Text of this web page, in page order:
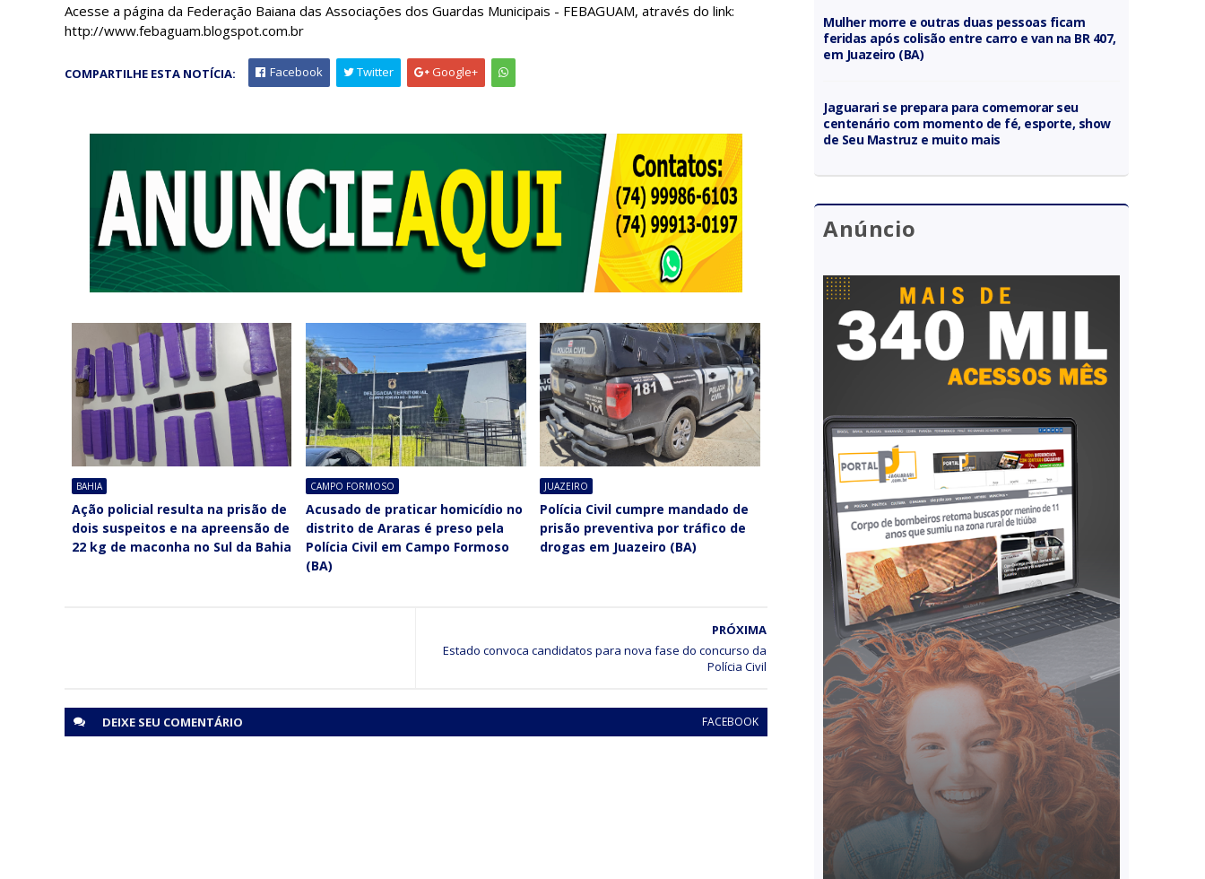
Acesse a página da Federação Baiana das Associações dos Guardas Municipais - FEBAGUAM, através do link:
http://www.febaguam.blogspot.com.br
COMPARTILHE ESTA NOTÍCIA: Facebook Twitter Google+
BAHIA
Ação policial resulta na prisão de
dois suspeitos e na apreensão de
22 kg de maconha no Sul da Bahia
CAMPO FORMOSO
Acusado de praticar homicídio no
distrito de Araras é preso pela
Polícia Civil em Campo Formoso
(BA)
JUAZEIRO
Polícia Civil cumpre mandado de
prisão preventiva por tráfico de
drogas em Juazeiro (BA)
PRÓXIMA
Estado convoca candidatos para nova fase do concurso da
Polícia Civil
DEIXE SEU COMENTÁRIO FACEBOOK
Mulher morre e outras duas pessoas ficam
feridas após colisão entre carro e van na BR 407,
em Juazeiro (BA)
Jaguarari se prepara para comemorar seu
centenário com momento de fé, esporte, show
de Seu Mastruz e muito mais
Anúncio